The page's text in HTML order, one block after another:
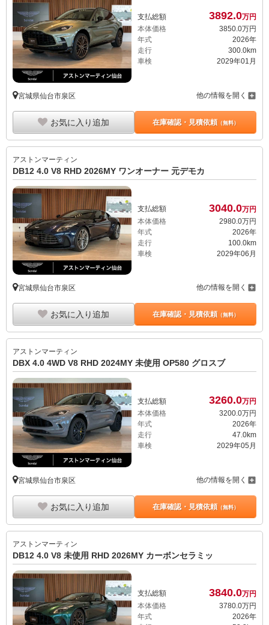
支払総額 3892.0万円
本体価格
3850.0万円
年式
2026年
走行
300.0km
車検
2029年01月
宮城県仙台市泉区 他の情報を開く
お気に入り追加 在庫確認・見積依頼（無料）
アストンマーティン
DB12 4.0 V8 RHD 2026MY ワンオーナー 元デモカ
支払総額 3040.0万円
本体価格
2980. 0万円
年式
2026年
走行
100.0km
車検
2029年06月
宮城県仙台市泉区 他の情報を開く
お気に入り追加 在庫確認・見積依頼（無料）
アストンマーティン
DBX 4.0 4WD V8 RHD 2024MY 未使用 OP580 グロスブ
支払総額 3260.0万円
本体価格
3200.0万円
年式
2026年
走行
47.0km
車検
2029年05月
宮城県仙台市泉区 他の情報を開く
お気に入り追加 在庫確認・見積依頼（無料）
アストンマーティン
DB12 4.0 V8 未使用 RHD 2026MY カーボンセラミッ
支払総額 3840.0万円
本体価格
3780. 0万円
年式
2026年